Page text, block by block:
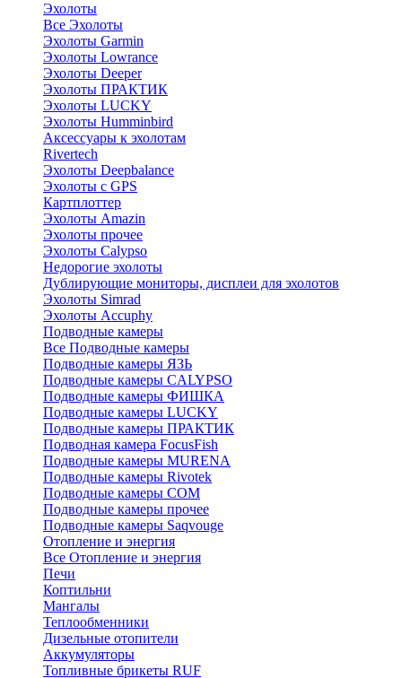
Эхолоты
Все Эхолоты
Эхолоты Garmin
Эхолоты Lowrance
Эхолоты Deeper
Эхолоты ПРАКТИК
Эхолоты LUCKY
Эхолоты Humminbird
Аксессуары к эхолотам
Rivertech
Эхолоты Deepbalance
Эхолоты с GPS
Картплоттер
Эхолоты Amazin
Эхолоты прочее
Эхолоты Calypso
Недорогие эхолоты
Дублирующие мониторы, дисплеи для эхолотов
Эхолоты Simrad
Эхолоты Accuphy
Подводные камеры
Все Подводные камеры
Подводные камеры ЯЗЬ
Подводные камеры CALYPSO
Подводные камеры ФИШКА
Подводные камеры LUCKY
Подводные камеры ПРАКТИК
Подводная камера FocusFish
Подводные камеры MURENA
Подводные камеры Rivotek
Подводные камеры СОМ
Подводные камеры прочее
Подводные камеры Saqvouge
Отопление и энергия
Все Отопление и энергия
Печи
Коптильни
Мангалы
Теплообменники
Дизельные отопители
Аккумуляторы
Топливные брикеты RUF